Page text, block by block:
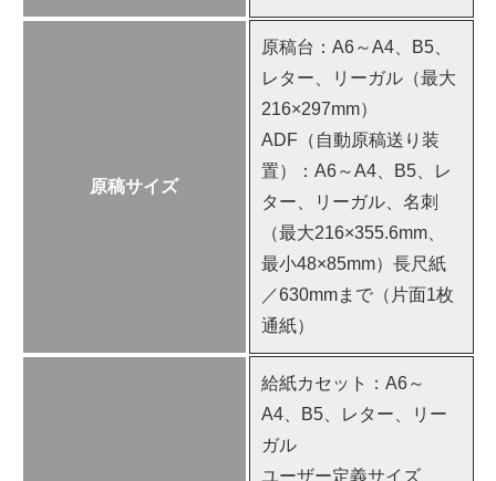
原稿サイズ
原稿台：A6～A4、B5、
レター、リーガル（最大
216×297mm）
ADF（自動原稿送り装
置）：A6～A4、B5、レ
ター、リーガル、名刺
（最大216×355.6mm、
最小48×85mm）長尺紙
／630mmまで（片面1枚
通紙）
給紙カセット：A6～
A4、B5、レター、リー
ガル
ユーザー定義サイズ